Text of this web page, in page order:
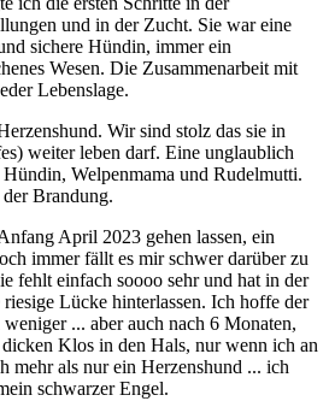
und in der Zucht. Sie war eine
sichere Hündin, immer ein
Wesen. Die Zusammenarbeit mit
Lebenslage.
Wir sind stolz das sie in
weiter leben darf. Eine unglaublich
Welpenmama und Rudelmutti.
Brandung.
April 2023 gehen lassen, ein
immer fällt es mir schwer darüber zu
fehlt einfach soooo sehr und hat in der
Lücke hinterlassen. Ich hoffe der
... aber auch nach 6 Monaten,
Klos in den Hals, nur wenn ich an
mehr als nur ein Herzenshund ... ich
schwarzer Engel.